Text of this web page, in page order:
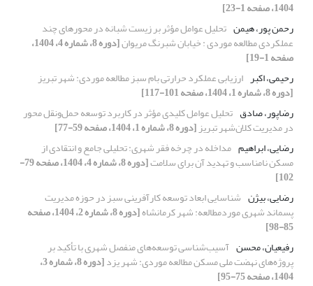
1404، صفحه 1-23]
رحمن پور، هیمن تحلیل عوامل مؤثر بر زیست شبانه در محورهای چند
عملکردی مطالعه موردی : خیابان شبرنگ مریوان [دوره 8، شماره 4، 1404،
صفحه 1-19]
رحیمی، اکبر ارزیابی عملکرد حرارتی بام سبز مطالعه موردی: شهر تبریز
[دوره 8، شماره 1، 1404، صفحه 101-117]
رضاپور، صادق تحلیل عوامل کلیدی مؤثر در کاربرد توسعه حمل‌ونقل محور
در مدیریت کلان‌شهر تبریز[دوره 8، شماره 1، 1404، صفحه 59-77]
رضایی، ابراهیم مداخله در چرخه فقر شهری: تحلیلی جامع و انتقادی از
مسکن نامناسب و تهدید آن برای سلامت [دوره 8، شماره 4، 1404، صفحه 79-
102]
رضایی، بیژن شناسایی ابعاد توسعه کارآفرینی سبز در حوزه مدیریت
پسماند شهری موردمطالعه: شهر کرمانشاه [دوره 8، شماره 2، 1404، صفحه
85-98]
رفیعیان، محسن آسیب‌شناسی توسعه‌های منفصل شهری با تأکید بر
پروژه‌های نهضت ملی مسکن مطالعه موردی: شهر یزد [دوره 8، شماره 3،
1404، صفحه 75-95]